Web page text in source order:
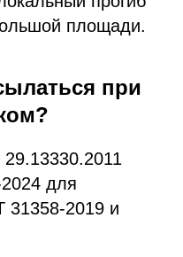
площади.
при
для
31358-2019 и